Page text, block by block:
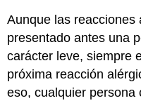
Aunque las reacciones
presentado antes una
carácter leve, siempre
próxima reacción
eso, cualquier persona